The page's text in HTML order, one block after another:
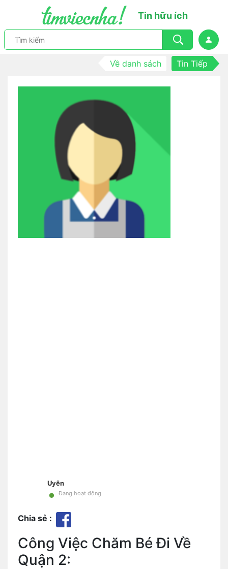
Tin hữu ích
Về danh sách Tin Tiếp
Uyên
• Đang hoạt động
Chia sẻ :
Công Việc Chăm Bé Đi Về
Quận 2: